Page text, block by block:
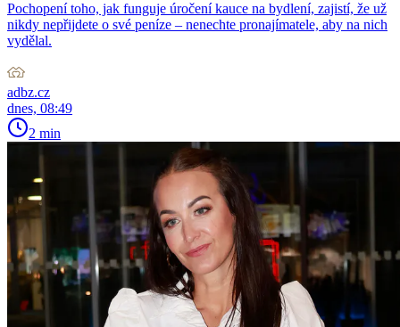
Pochopení toho, jak funguje úročení kauce na bydlení, zajistí, že už
nikdy nepřijdete o své peníze – nenechte pronajímatele, aby na nich
vydělal.
adbz.cz
dnes, 08:49
2 min